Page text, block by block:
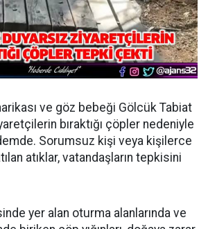
ve göz bebeği Gölcük Tabiat
bıraktığı çöpler nedeniyle
Sorumsuz kişi veya kişilerce
atıklar, vatandaşların tepkisini
yer alan oturma alanlarında ve